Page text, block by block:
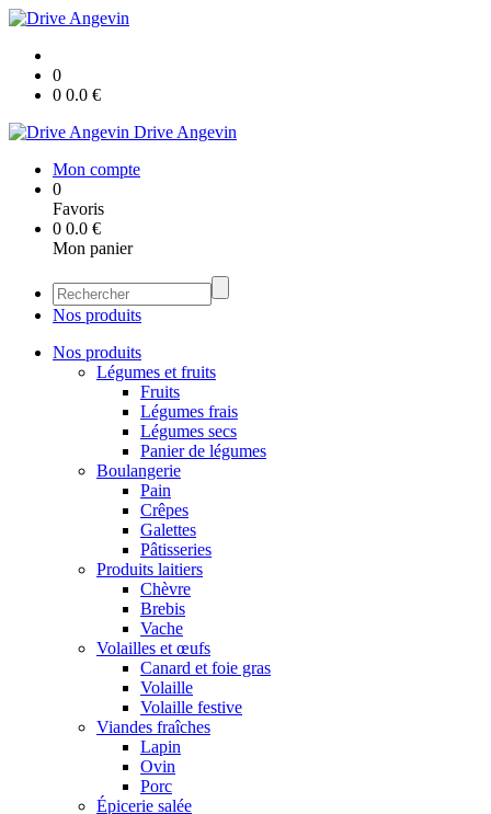
0
0 0.0 €
Drive Angevin
Mon compte
0
Favoris
0 0.0 €
Mon panier
Nos produits
Nos produits
Légumes et fruits
Fruits
Légumes frais
Légumes secs
Panier de légumes
Boulangerie
Pain
Crêpes
Galettes
Pâtisseries
Produits laitiers
Chèvre
Brebis
Vache
Volailles et œufs
Canard et foie gras
Volaille
Volaille festive
Viandes fraîches
Lapin
Ovin
Porc
Épicerie salée